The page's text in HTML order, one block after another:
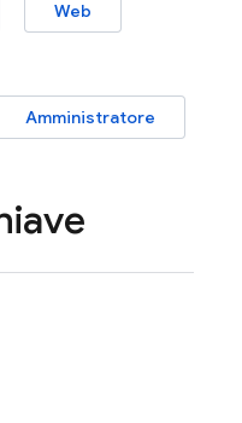
Web
Amministratore